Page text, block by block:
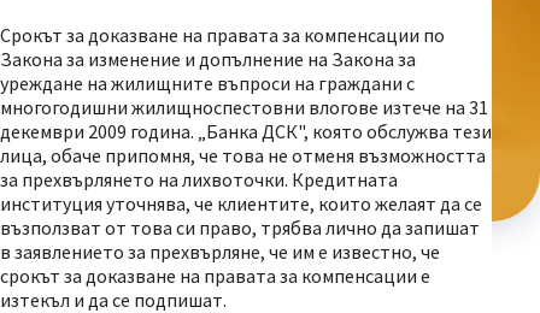
Срокът за доказване на правата за компенсации по
Закона за изменение и допълнение на Закона за
уреждане на жилищните въпроси на граждани с
многогодишни жилищноспестовни влогове изтече на 31
декември 2009 година. „Банка ДСК", която обслужва тези
лица, обаче припомня, че това не отменя възможността
за прехвърлянето на лихвоточки. Кредитната
институция уточнява, че клиентите, които желаят да се
възползват от това си право, трябва лично да запишат
в заявлението за прехвърляне, че им е известно, че
срокът за доказване на правата за компенсации е
изтекъл и да се подпишат.